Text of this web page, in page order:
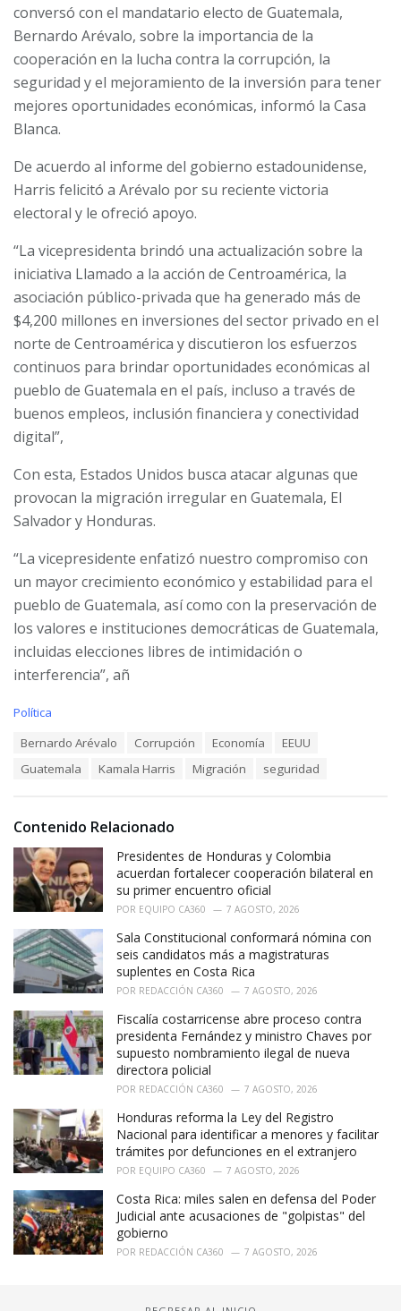
conversó con el mandatario electo de Guatemala,
Bernardo Arévalo, sobre la importancia de la
cooperación en la lucha contra la corrupción, la
seguridad y el mejoramiento de la inversión para tener
mejores oportunidades económicas, informó la Casa
Blanca.
De acuerdo al informe del gobierno estadounidense,
Harris felicitó a Arévalo por su reciente victoria
electoral y le ofreció apoyo.
“La vicepresidenta brindó una actualización sobre la
iniciativa Llamado a la acción de Centroamérica, la
asociación público-privada que ha generado más de
$4,200 millones en inversiones del sector privado en el
norte de Centroamérica y discutieron los esfuerzos
continuos para brindar oportunidades económicas al
pueblo de Guatemala en el país, incluso a través de
buenos empleos, inclusión financiera y conectividad
digital”,
Con esta, Estados Unidos busca atacar algunas que
provocan la migración irregular en Guatemala, El
Salvador y Honduras.
“La vicepresidente enfatizó nuestro compromiso con
un mayor crecimiento económico y estabilidad para el
pueblo de Guatemala, así como con la preservación de
los valores e instituciones democráticas de Guatemala,
incluidas elecciones libres de intimidación o
interferencia”, añ
C
i
:
Política
Bernardo Arévalo Corrupción Economía
EEUU
Guatemala
Kamala Harris Migración seguridad
Contenido Relacionado
Presidentes de Honduras y Colombia
acuerdan fortalecer cooperación bilateral en
su primer encuentro oficial
POR EQUIPO CA360 7 AGOSTO, 2026
Sala Constitucional conformará nómina con
seis candidatos más a magistraturas
suplentes en Costa Rica
POR REDACCIÓN CA360 7 AGOSTO, 2026
Fiscalía costarricense abre proceso contra
presidenta Fernández y ministro Chaves por
supuesto nombramiento ilegal de nueva
directora policial
POR REDACCIÓN CA360 7 AGOSTO, 2026
Honduras reforma la Ley del Registro
Nacional para identificar a menores y facilitar
trámites por defunciones en el extranjero
POR EQUIPO CA360 7 AGOSTO, 2026
Costa Rica: miles salen en defensa del Poder
Judicial ante acusaciones de "golpistas" del
gobierno
POR REDACCIÓN CA360 7 AGOSTO, 2026